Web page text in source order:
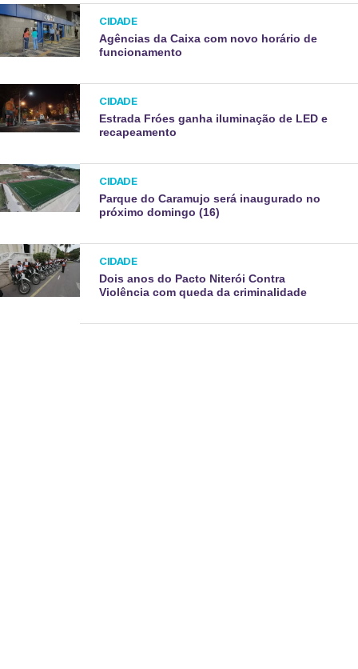
CIDADE
Agências da Caixa com novo horário de
funcionamento
CIDADE
Estrada Fróes ganha iluminação de LED e
recapeamento
CIDADE
Parque do Caramujo será inaugurado no
próximo domingo (16)
CIDADE
Dois anos do Pacto Niterói Contra
Violência com queda da criminalidade